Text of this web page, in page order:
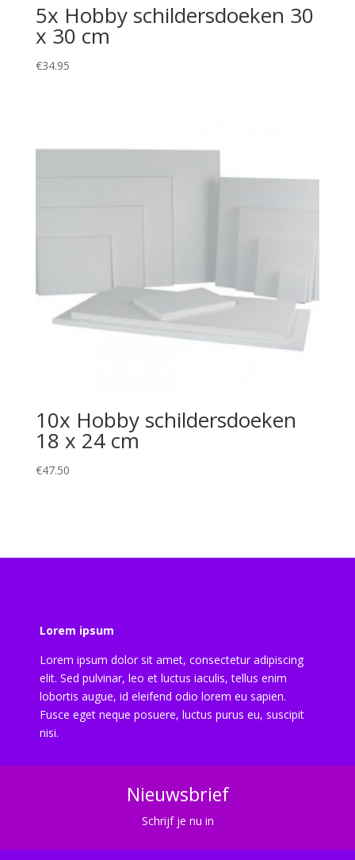
5x Hobby schildersdoeken 30
x 30 cm
€34.95
10x Hobby schildersdoeken
18 x 24 cm
€47.50
Lorem ipsum
Lorem ipsum dolor sit amet, consectetur adipiscing
elit. Sed pulvinar, leo et luctus iaculis, tellus enim
lobortis augue, id eleifend odio lorem eu sapien.
Fusce eget neque posuere, luctus purus eu, suscipit
nisi.
Nieuwsbrief
Schrijf je nu in